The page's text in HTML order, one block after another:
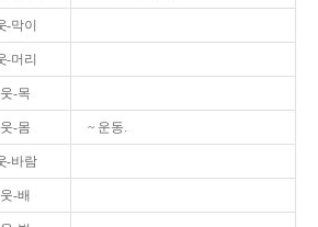
-막이
-머리
웃-목
웃-몸 ~ 운동.
-바람
웃-배